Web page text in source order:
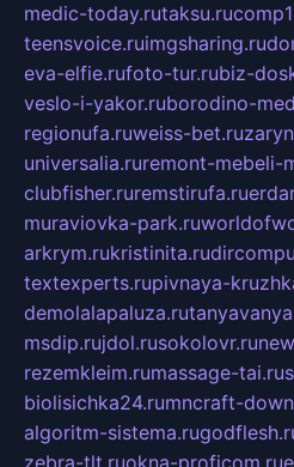
medic-today.rutaksu.ru
teensvoice.ruimgsharing.ru
eva-elfie.rufoto-tur.rubiz-
veslo-i-yakor.ruborodino-
regionufa.ruweiss-bet.ru
universalia.ruremont-mebeli-
clubfisher.ruremstirufa.ru
muraviovka-park.ru
arkrym.rukristinita.ru
textexperts.rupivnaya-
demolalapaluza.ru
msdip.rujdol.rusokolovr.ru
rezemkleim.rumassage-tai.ru
biolisichka24.rumncraft-
algoritm-sistema.ru